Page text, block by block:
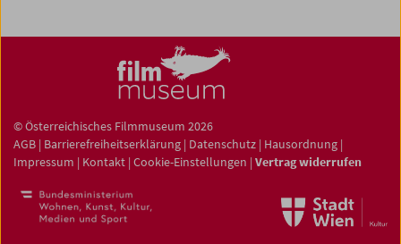
© Österreichisches Filmmuseum 2026
AGB | Barrierefreiheitserklärung | Datenschutz | Hausordnung |
Impressum | Kontakt | Cookie-Einstellungen | Vertrag widerrufen